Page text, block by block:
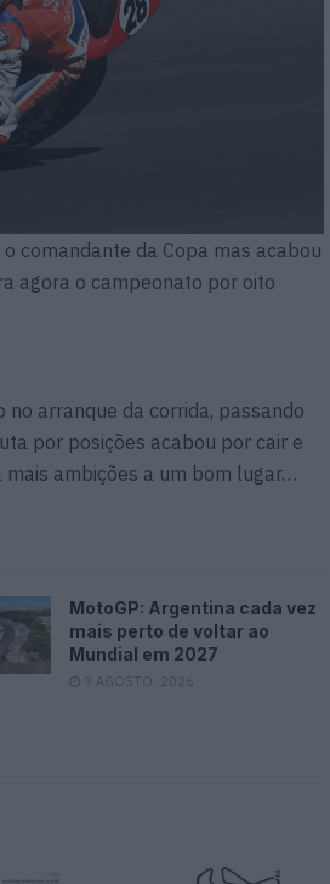
comandante da Copa mas acabou
agora o campeonato por oito
arranque da corrida, passando
por posições acabou por cair e
ambições a um bom lugar…
MotoGP: Argentina cada vez
mais perto de voltar ao
Mundial em 2027
9 AGOSTO, 2026